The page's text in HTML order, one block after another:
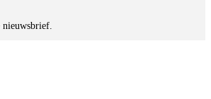
nieuwsbrief.